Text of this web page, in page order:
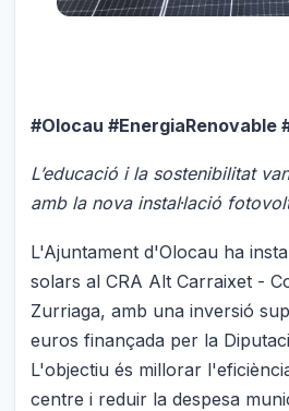
#Olocau #EnergiaRenovable
L’educació i la sostenibilitat
amb la nova instal·lació
L'Ajuntament d'Olocau ha
solars al CRA Alt Carraixet -
Zurriaga, amb una inversió
euros finançada per la
L'objectiu és millorar
centre i reduir la despesa